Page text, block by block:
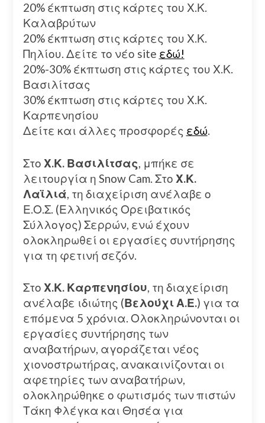
20% έκπτωση στις κάρτες του Χ.Κ.
Καλαβρύτων
20% έκπτωση στις κάρτες του Χ.Κ.
Πηλίου. Δείτε το νέο site εδώ!
20%-30% έκπτωση στις κάρτες του Χ.Κ.
Βασιλίτσας
30% έκπτωση στις κάρτες του Χ.Κ.
Καρπενησίου
Δείτε και άλλες προσφορές εδώ.
Στο Χ.Κ. Βασιλίτσας, μπήκε σε
λειτουργία η Snow Cam. Στο Χ.Κ.
Λαϊλιά, τη διαχείριση ανέλαβε ο
Ε.Ο.Σ. (Ελληνικός Ορειβατικός
Σύλλογος) Σερρών, ενώ έχουν
ολοκληρωθεί οι εργασίες συντήρησης
για τη φετινή σεζόν.
Στο Χ.Κ. Καρπενησίου, τη διαχείριση
ανέλαβε ιδιώτης (Βελούχι Α.Ε.) για τα
επόμενα 5 χρόνια. Ολοκληρώνονται οι
εργασίες συντήρησης των
αναβατήρων, αγοράζεται νέος
χιονοστρωτήρας, ανακαινίζονται οι
αφετηρίες των αναβατήρων,
ολοκληρώθηκε ο φωτισμός των πιστών
Τάκη Φλέγκα και Θησέα για